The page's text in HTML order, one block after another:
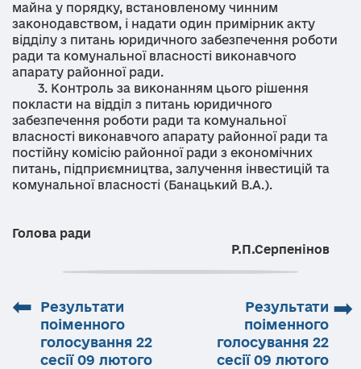
майна у порядку, встановленому чинним
законодавством, і надати один примірник акту
відділу з питань юридичного забезпечення роботи
ради та комунальної власності виконавчого
апарату районної ради.
3. Контроль за виконанням цього рішення
покласти на відділ з питань юридичного
забезпечення роботи ради та комунальної
власності виконавчого апарату районної ради та
постійну комісію районної ради з економічних
питань, підприємництва, залучення інвестицій та
комунальної власності (Банацький В.А.).
Голова ради
Р.П.Серпенінов
⬅
Результати
поіменного
голосування 22
сесії 09 лютого
➡
Результати
поіменного
голосування 22
сесії 09 лютого